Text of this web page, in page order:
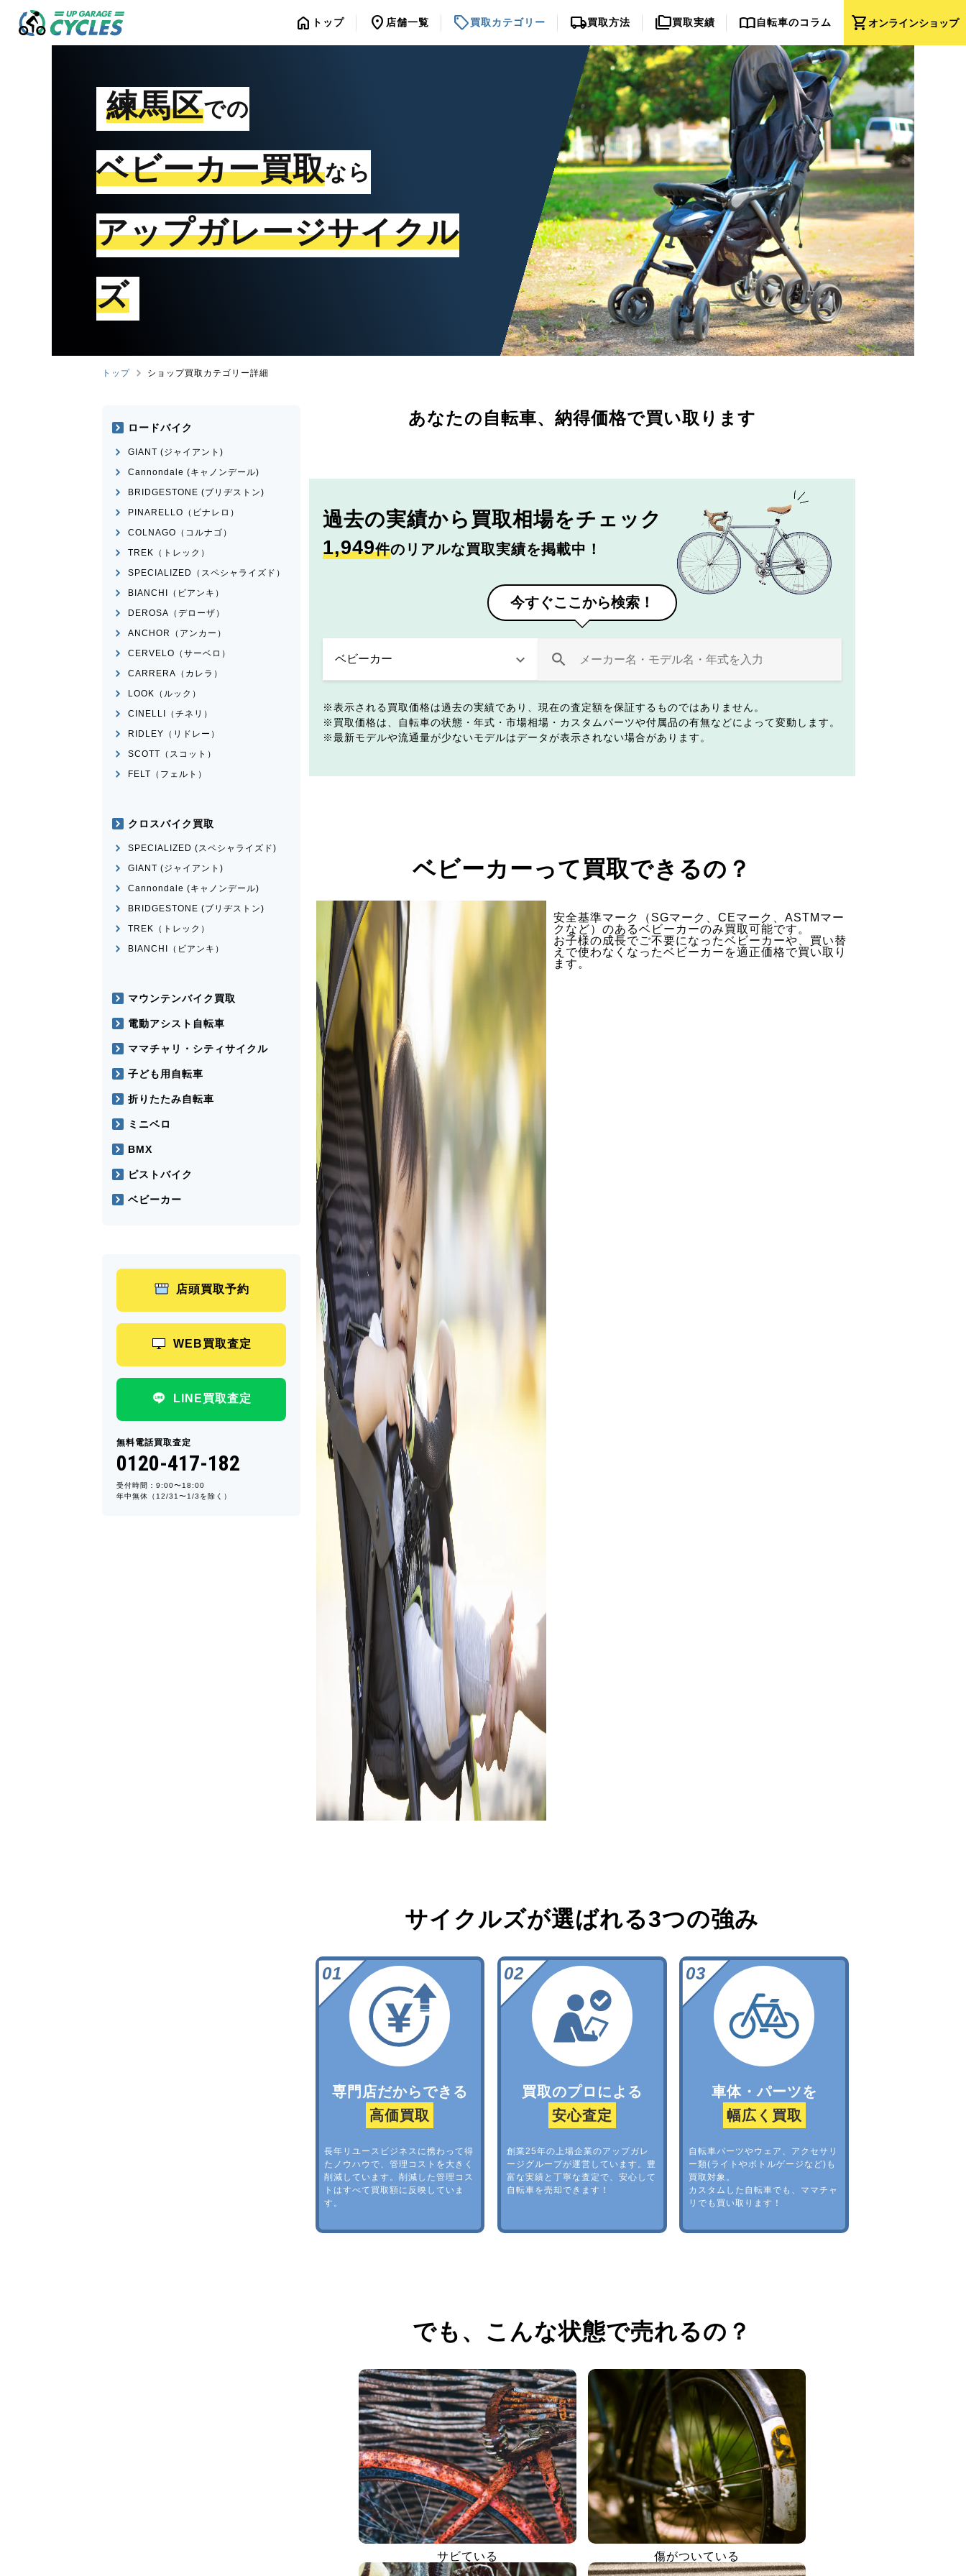
shopping_cartオンラインショップ
home トップ location_on 店舗一覧 sell買取カテゴリー local_shipping買取方法 folder_copy買取実績 import_contacts自転車のコラム
練馬区での
ベビーカー買取なら
アップガレージサイクル
ズ
トップ ショップ買取カテゴリー詳細
あなたの自転車、 納得価格で買い取ります
過去の実績から 買取相場をチェック
1,949件のリアルな買取実績を掲載中！
今すぐここから検索！
表示される買取価格は過去の実績であり、現在の査定額を保証するものではありません。
買取価格は、自転車の状態・年式・市場相場・カスタムパーツや付属品の有無などによって変動します。
最新モデルや流通量が少ないモデルはデータが表示されない場合があります。
ベビーカーって買取できるの？
安全基準マーク（SGマーク、CEマーク、ASTMマー
クなど）のあるベビーカーのみ買取可能です。
お子様の成長でご不要になったベビーカーや、買い替
えで使わなくなったベビーカーを適正価格で買い取り
ます。
サイクルズが選ばれる3つの強み
専門店だからできる
高価買取
長年リユースビジネスに携わって得
たノウハウで、管理コストを大きく
削減しています。削減した管理コス
トはすべて買取額に反映していま
す。
買取のプロによる
安心査定
創業25年の上場企業のアップガレ
ージグループが運営しています。豊
富な実績と丁寧な査定で、安心して
自転車を売却できます！
車体・パーツを
幅広く買取
自転車パーツやウェア、アクセサリ
ー類(ライトやボトルゲージなど)も
買取対象。
カスタムした自転車でも、ママチャ
リでも買い取ります！
でも、 こんな状態で売れるの？
サビている 傷がついている
ロードバイク
GIANT (ジャイアント)
Cannondale (キャノンデール)
BRIDGESTONE (ブリヂストン)
PINARELLO（ピナレロ）
COLNAGO（コルナゴ）
TREK（トレック）
SPECIALIZED（スペシャライズド）
BIANCHI（ビアンキ）
DEROSA（デローザ）
ANCHOR（アンカー）
CERVELO（サーベロ）
CARRERA（カレラ）
LOOK（ルック）
CINELLI（チネリ）
RIDLEY（リドレー）
SCOTT（スコット）
FELT（フェルト）
クロスバイク買取
SPECIALIZED (スペシャライズド)
GIANT (ジャイアント)
Cannondale (キャノンデール)
BRIDGESTONE (ブリヂストン)
TREK（トレック）
BIANCHI（ビアンキ）
マウンテンバイク買取
電動アシスト自転車
ママチャリ・シティサイクル
子ども用自転車
折りたたみ自転車
ミニベロ
BMX
ピストバイク
ベビーカー
店頭買取予約
WEB買取査定
LINE買取査定
無料電話買取査定
0120-417-182
受付時間：9:00〜18:00
年中無休（12/31〜1/3を除く）